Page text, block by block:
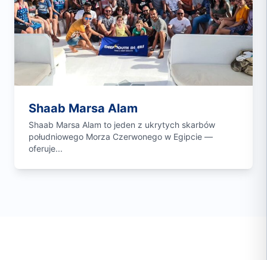
Shaab Marsa Alam
Shaab Marsa Alam to jeden z ukrytych skarbów
południowego Morza Czerwonego w Egipcie —
oferuje...